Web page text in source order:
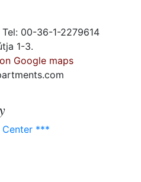
00-36-1-2279614
1-3.
Google maps
***